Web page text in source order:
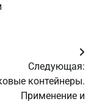
Следующая:
контейнеры.
Применение и